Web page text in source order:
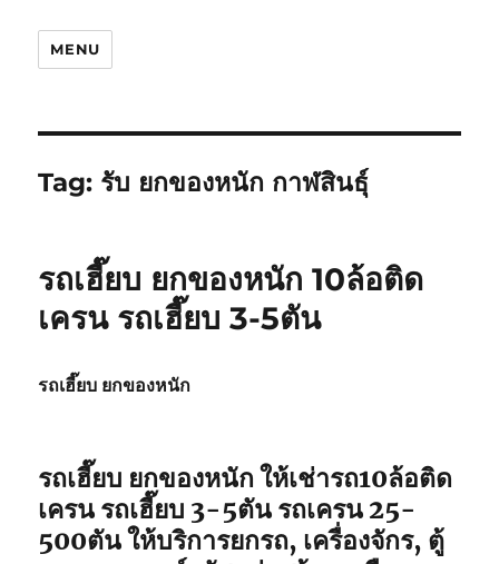
MENU
Tag: รับ ยกของหนัก กาฬสินธุ์
รถเฮี๊ยบ ยกของหนัก 10ล้อติด
เครน รถเฮี๊ยบ 3-5ตัน
รถเฮี๊ยบ ยกของหนัก
รถเฮี๊ยบ ยกของหนัก ให้เช่ารถ10ล้อติด
เครน รถเฮี๊ยบ 3-5ตัน รถเครน 25-
500ตัน ให้บริการยกรถ, เครื่องจักร, ตู้